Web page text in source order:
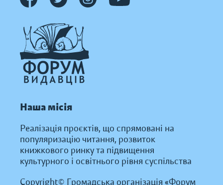
Наша місія
Реалізація проєктів, що спрямовані на
популяризацію читання, розвиток
книжкового ринку та підвищення
культурного і освітнього рівня суспільства
Copyright© Громадська організація «Форум